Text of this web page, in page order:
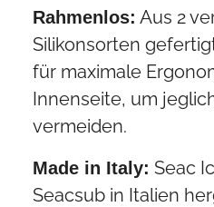
Rahmenlos: Aus 2
Silikonsorten
für maximale
Innenseite, um
vermeiden.
Made in Italy: Seac
Seacsub in Italien